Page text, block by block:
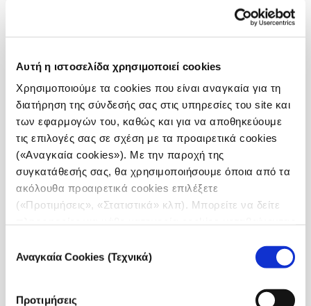
Αυτή η ιστοσελίδα χρησιμοποιεί cookies
Χρησιμοποιούμε τα cookies που είναι αναγκαία για τη
διατήρηση της σύνδεσής σας στις υπηρεσίες του site και
των εφαρμογών του, καθώς και για να αποθηκεύουμε
τις επιλογές σας σε σχέση με τα προαιρετικά cookies
(«Αναγκαία cookies»). Με την παροχή της
συγκατάθεσής σας, θα χρησιμοποιήσουμε όποια από τα
ακόλουθα προαιρετικά cookies επιλέξετε
(«Προτιμήσεις», «Στατιστικά» κλπ). Μπορείτε να δείτε
συγκατάθεσης
Αναγκαία Cookies (Τεχνικά)
Προτιμήσεις
Ο κύκλος διάρκειας 3 εβδομαδιαίων δίωρων
τελειόφοιτους δημοσιογραφικών σχολών που θα
της δημοσιογραφικής γραφής.
Η έναρξη των σεμιναρίων θα γίνειτην Παρασκευή
28 Φεβρουαρίουκαι θα ολοκληρωθείτην
Παρασκευή 13 Μαρτίουκαι συμμετέχοντες θα είναι
20 συνολικά δημοσιογράφοι που θα επιλεγούν
κατόπιν αξιολόγησης όλων των αιτήσεων από την
ομάδα του iMEdD και του εισηγητή.
πραγματοποιούνται στο χώρο του iMEdD (Σταδίου
σε όλα τα απαραίτητα εργαλεία καθώς και ο